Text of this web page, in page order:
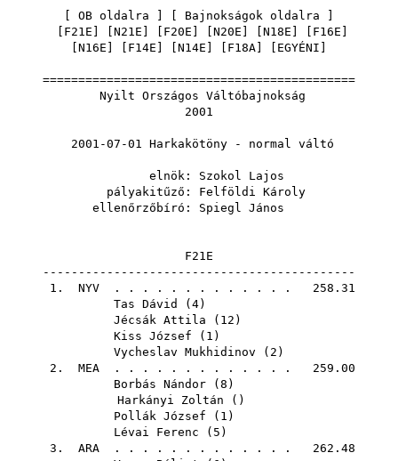
OB oldalra Bajnokságok oldalra
F21E N21E F20E N20E N18E F16E
N16E F14E N14E F18A EGYÉNI
============================================
Nyilt Országos Váltóbajnokság
2001
2001-07-01 Harkakötöny - normal váltó
elnök: Szokol Lajos
pályakitűző: Felföldi Károly
ellenőrzőbíró: Spiegl János
F21E
--------------------------------------------
1. NYV . . . . . . . . . . . . . 258.31
Tas Dávid
( 4)
Jécsák Attila ( 12 )
Kiss József ( 1 )
Vycheslav Mukhidinov ( 2 )
2. MEA . . . . . . . . . . . . . 259.00
Borbás Nándor ( 8 )
Harkányi Zoltán ()
Pollák József ( 1 )
Lévai Ferenc ( 5 )
3. ARA . . . . . . . . . . . . . 262.48